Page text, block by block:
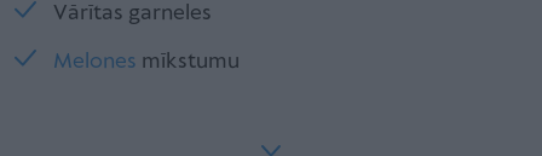
Vārītas garneles
Melones mīkstumu